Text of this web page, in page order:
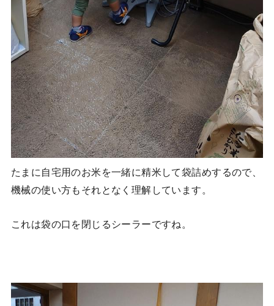
たまに自宅用のお米を一緒に精米して袋詰めするので、
機械の使い方もそれとなく理解しています。
これは袋の口を閉じるシーラーですね。